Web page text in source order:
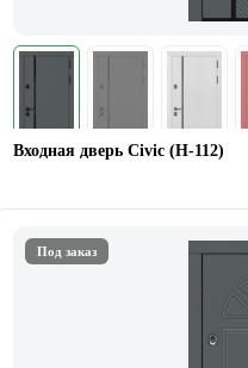
Входная дверь Civic (Н-112)
Под заказ